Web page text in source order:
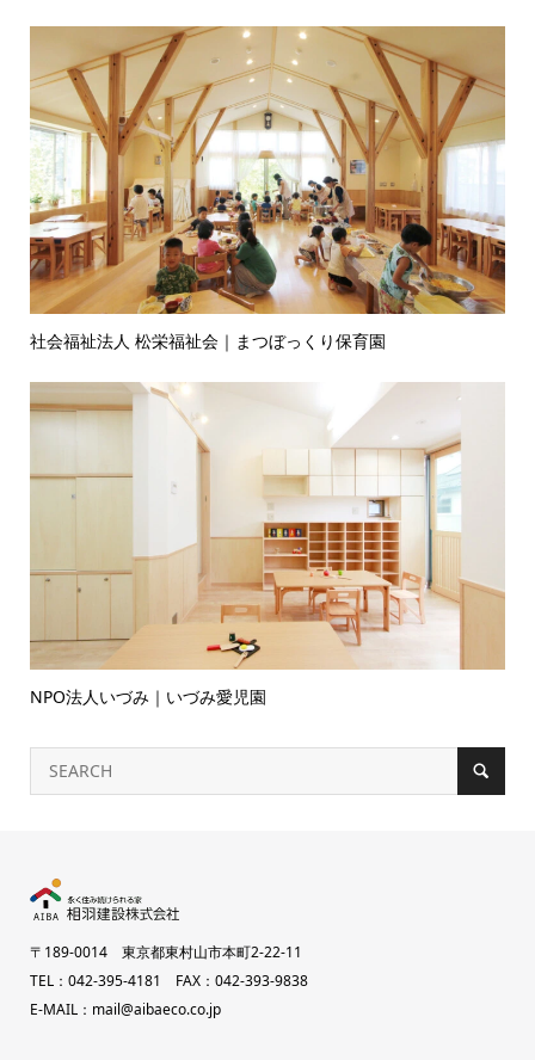
社会福祉法人 松栄福祉会｜まつぼっくり保育園
NPO法人いづみ｜いづみ愛児園
〒189-0014 東京都東村山市本町2-22-11
TEL：042-395-4181 FAX：042-393-9838
E-MAIL：mail@aibaeco.co.jp